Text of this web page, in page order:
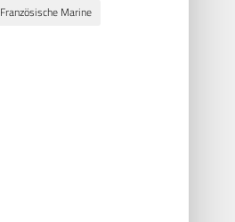
Französische Marine